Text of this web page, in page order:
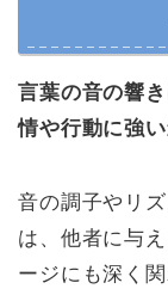
言葉の音の響
情や行動に強
音の調子やリ
は、他者に与
ージにも深く関